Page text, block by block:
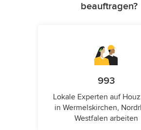
beauftragen?
993
Lokale Experten auf
in Wermelskirchen,
Westfalen arbeiten